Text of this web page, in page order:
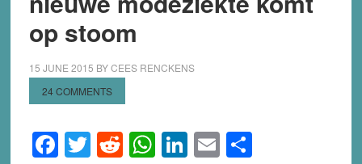
op stoom
15 JUNE 2015 BYCEES RENCKENS
24 COMMENTS
Facebook
Twitter
Reddit
WhatsApp
LinkedIn
EmailShare